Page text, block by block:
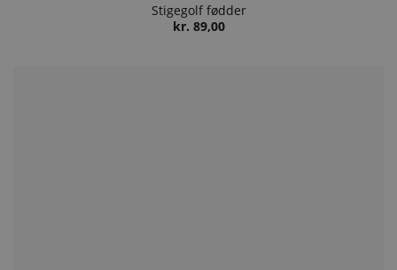
Stigegolf fødder
kr. 89,00